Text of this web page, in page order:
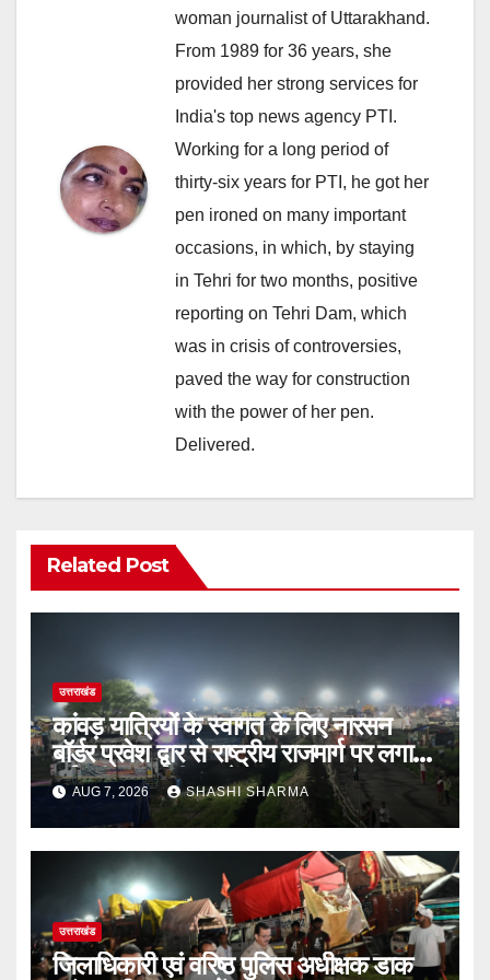
woman journalist of Uttarakhand.
From 1989 for 36 years, she
provided her strong services for
India's top news agency PTI.
Working for a long period of
thirty-six years for PTI, he got her
pen ironed on many important
occasions, in which, by staying
in Tehri for two months, positive
reporting on Tehri Dam, which
was in crisis of controversies,
paved the way for construction
with the power of her pen.
Delivered.
Related Post
उत्तराखंड
कांवड़ यात्रियों के स्वागत के लिए नारसन
बॉर्डर प्रवेश द्वार से राष्ट्रीय राजमार्ग पर लगाई
गई रंगीन एलईडी लाइटें
AUG 7, 2026 SHASHI SHARMA
उत्तराखंड
जिलाधिकारी एवं वरिष्ठ पुलिस अधीक्षक डाक